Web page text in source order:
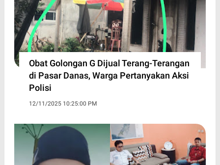
Obat Golongan G Dijual Terang-Terangan
di Pasar Danas, Warga Pertanyakan Aksi
Polisi
12/11/2025 10:25:00 PM